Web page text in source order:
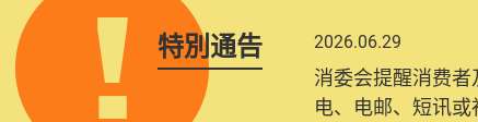
特別通告 2026.06.29
消委会提醒消费
电、电邮、短讯